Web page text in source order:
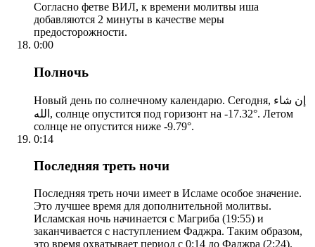
Согласно фетве ВИЛ, к времени молитвы иша
добавляются 2 минуты в качестве меры
предосторожности.
0:00
Полночь
Новый день по солнечному календарю. Сегодня, إن شاء
الله, солнце опустится под горизонт на -17.32°. Летом
солнце не опустится ниже -9.79°.
0:14
Последняя треть ночи
Последняя треть ночи имеет в Исламе особое значение.
Это лучшее время для дополнительной молитвы.
Исламская ночь начинается с Магриба (19:55) и
заканчивается с наступлением Фаджра. Таким образом,
это время охватывает период с 0:14 до Фаджра (2:24).